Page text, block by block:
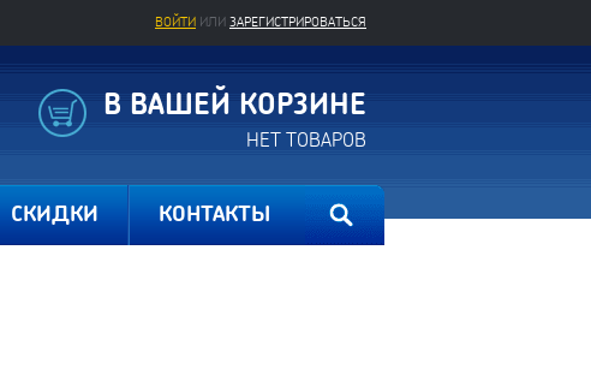
ВОЙТИ ИЛИ ЗАРЕГИСТРИРОВАТЬСЯ
В ВАШЕЙ КОРЗИНЕ
НЕТ ТОВАРОВ
СКИДКИ КОНТАКТЫ